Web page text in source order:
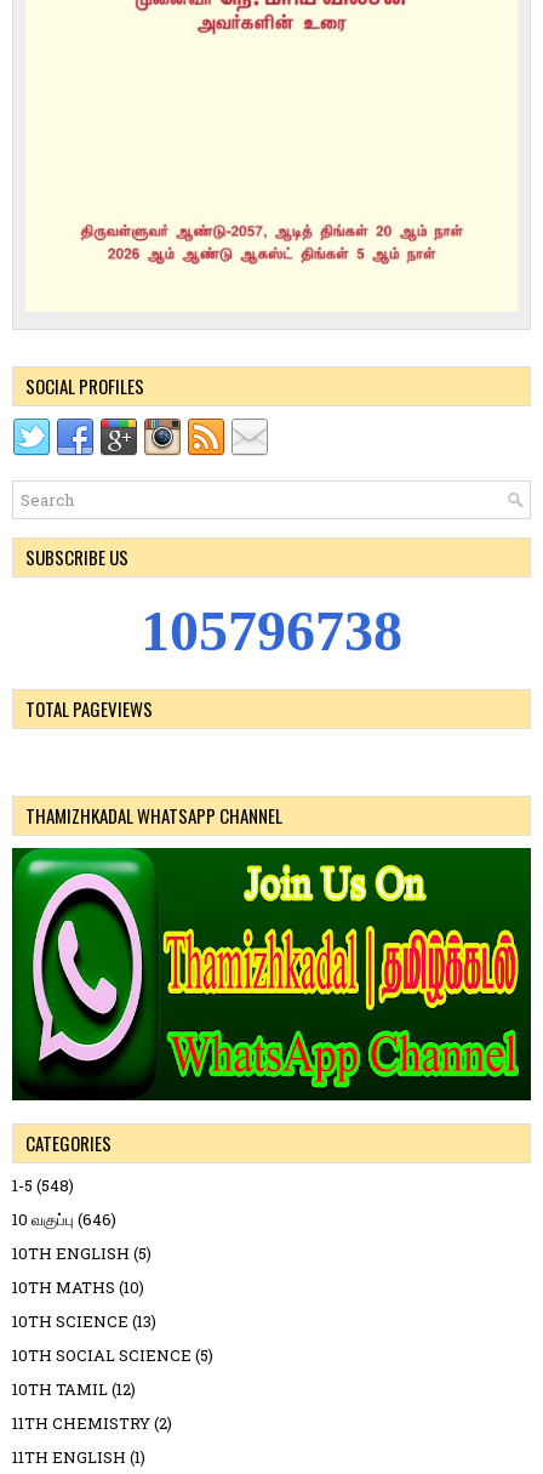
SOCIAL PROFILES
SUBSCRIBE US
105796738
TOTAL PAGEVIEWS
THAMIZHKADAL WHATSAPP CHANNEL
CATEGORIES
1-5 (548)
10 வகுப்பு (646)
10TH ENGLISH (5)
10TH MATHS (10)
10TH SCIENCE (13)
10TH SOCIAL SCIENCE (5)
10TH TAMIL(12)
11TH CHEMISTRY(2)
11TH ENGLISH (1)